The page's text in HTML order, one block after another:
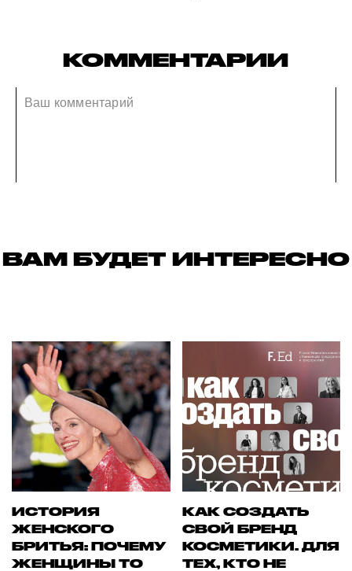
КОММЕНТАРИИ
ВАМ БУДЕТ ИНТЕРЕСНО
ИСТОРИЯ
ЖЕНСКОГО
БРИТЬЯ: ПОЧЕМУ
ЖЕНЩИНЫ ТО
КАК СОЗДАТЬ
СВОЙ БРЕНД
КОСМЕТИКИ. ДЛЯ
ТЕХ, КТО НЕ